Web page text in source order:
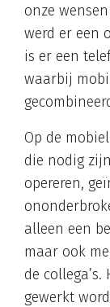
onze
werd er een
is er een
waarbij
Op de
die nodig
opereren,
alleen een
maar ook
de
gewerkt